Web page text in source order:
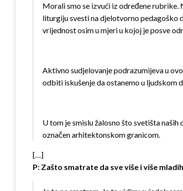
Morali smo se izvući iz određene
liturgiju svesti na djelotvorno pedagoško
vrijednost osim u mjeri u kojoj je posve
Aktivno sudjelovanje podrazumijeva u
odbiti iskušenje da ostanemo u ljudskom
U tom je smislu žalosno što svetišta
označen arhitektonskom granicom.
[…]
P: Zašto smatrate da sve više i više